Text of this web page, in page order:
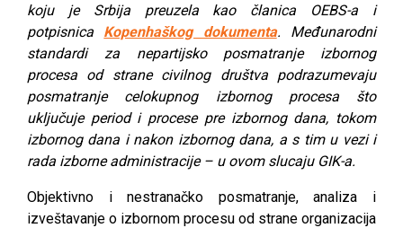
koju je Srbija preuzela kao članica OEBS-a i
potpisnica Kopenhaškog dokumenta. Međunarodni
standardi za nepartijsko posmatranje izbornog
procesa od strane civilnog društva podrazumevaju
posmatranje celokupnog izbornog procesa što
uključuje period i procese pre izbornog dana, tokom
izbornog dana i nakon izbornog dana, a s tim u vezi i
rada izborne administracije – u ovom slucaju GIK-a.
Objektivno i nestranačko posmatranje, analiza i
izveštavanje o izbornom procesu od strane organizacija